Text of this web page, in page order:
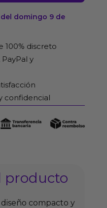
domingo 9 de
100% discreto
y
confidencial
producto
compacto y